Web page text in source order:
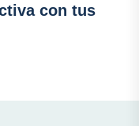
con tus